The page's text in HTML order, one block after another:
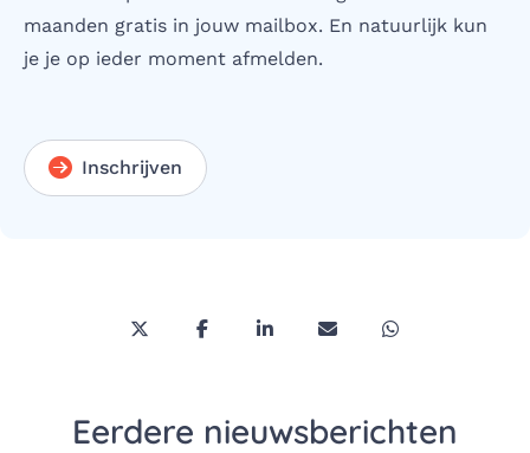
maanden gratis in jouw mailbox. En natuurlijk kun
je je op ieder moment afmelden.
Inschrijven
Deel deze pagina via Twitter/X
Deel deze pagina op Facebook
Deel deze pagina op
Deel deze pagina via
Deel deze
Eerdere nieuwsberichten